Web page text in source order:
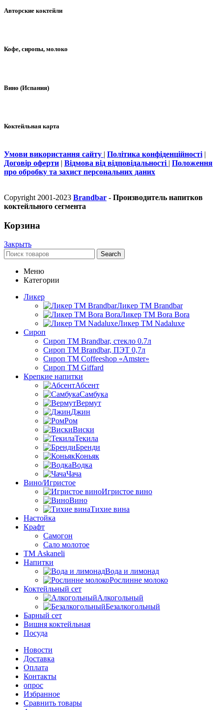
Авторские коктейли
Кофе, сиропы, молоко
Вино (Испания)
Коктейльная карта
Умови використання сайту | Політика конфіденційності |
Договір оферти | Відмова від відповідальності | Положення
про обробку та захист персональних даних
Copyright 2001-2023 Brandbar - Производитель напитков
коктейльного сегмента
Корзина
Закрыть
Search
Меню
Категории
Ликер
Ликер ТМ Brandbar
Ликер ТМ Bora Bora
Ликер ТМ Nadaluxe
Сироп
Сироп TM Brandbar, стекло 0.7л
Сироп TM Brandbar, ПЭТ 0,7л
Сироп TM Coffeeshop «Amster»
Сироп TM Giffard
Крепкие напитки
Абсент
Самбука
Вермут
Джин
Ром
Виски
Текила
Бренди
Коньяк
Водка
Чача
Вино/Игристое
Игристое вино
Вино
Тихие вина
Настойка
Крафт
Самогон
Сало молотое
ТМ Askaneli
Напитки
Вода и лимонад
Рослинне молоко
Коктейльный сет
Алкогольный
Безалкогольный
Барный сет
Вишня коктейльная
Посуда
Новости
Доставка
Оплата
Контакты
опрос
Избранное
Сравнить товары